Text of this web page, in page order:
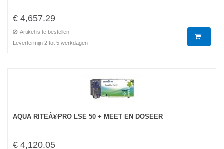
€ 4,657.29
Artikel is te bestellen
Levertermijn 2 tot 5 werkdagen
AQUA RITEÂ®PRO LSE 50 + MEET EN DOSEER
€ 4,120.05